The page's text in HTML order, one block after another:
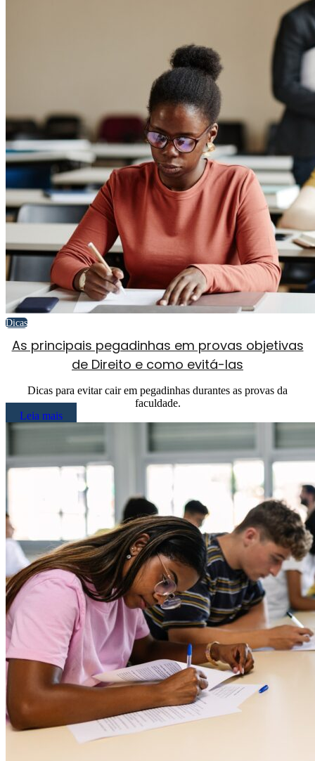
Dicas
As principais pegadinhas em provas objetivas
de Direito e como evitá-las
Dicas para evitar cair em pegadinhas durantes as provas da
faculdade.
Leia mais